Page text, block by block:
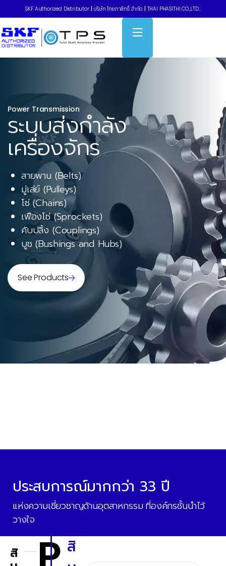
SKF Authorized Distributor บริษัท ไทยภาสิทธิ์ จำกัด THAI PHASITHI CO.,LTD..
Power Transmission
ระบบส่งกำลัง
เครื่องจักร
สายพาน (Belts)
มู่เล่ย์ (Pulleys)
โซ่ (Chains)
เฟืองโซ่ (Sprockets)
คับปลิ้ง (Couplings)
บูช (Bushings and Hubs)
See Products
ประสบการณ์มากกว่า 33 ปี
แห่งความเชี่ยวชาญด้านอุตสาหกรรม ที่องค์กรชั้นนำไว้
วางใจ
สิ
สิ